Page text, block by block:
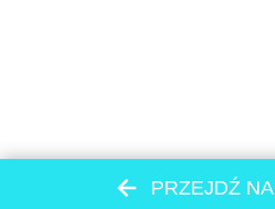
PRZEJDŹ NA